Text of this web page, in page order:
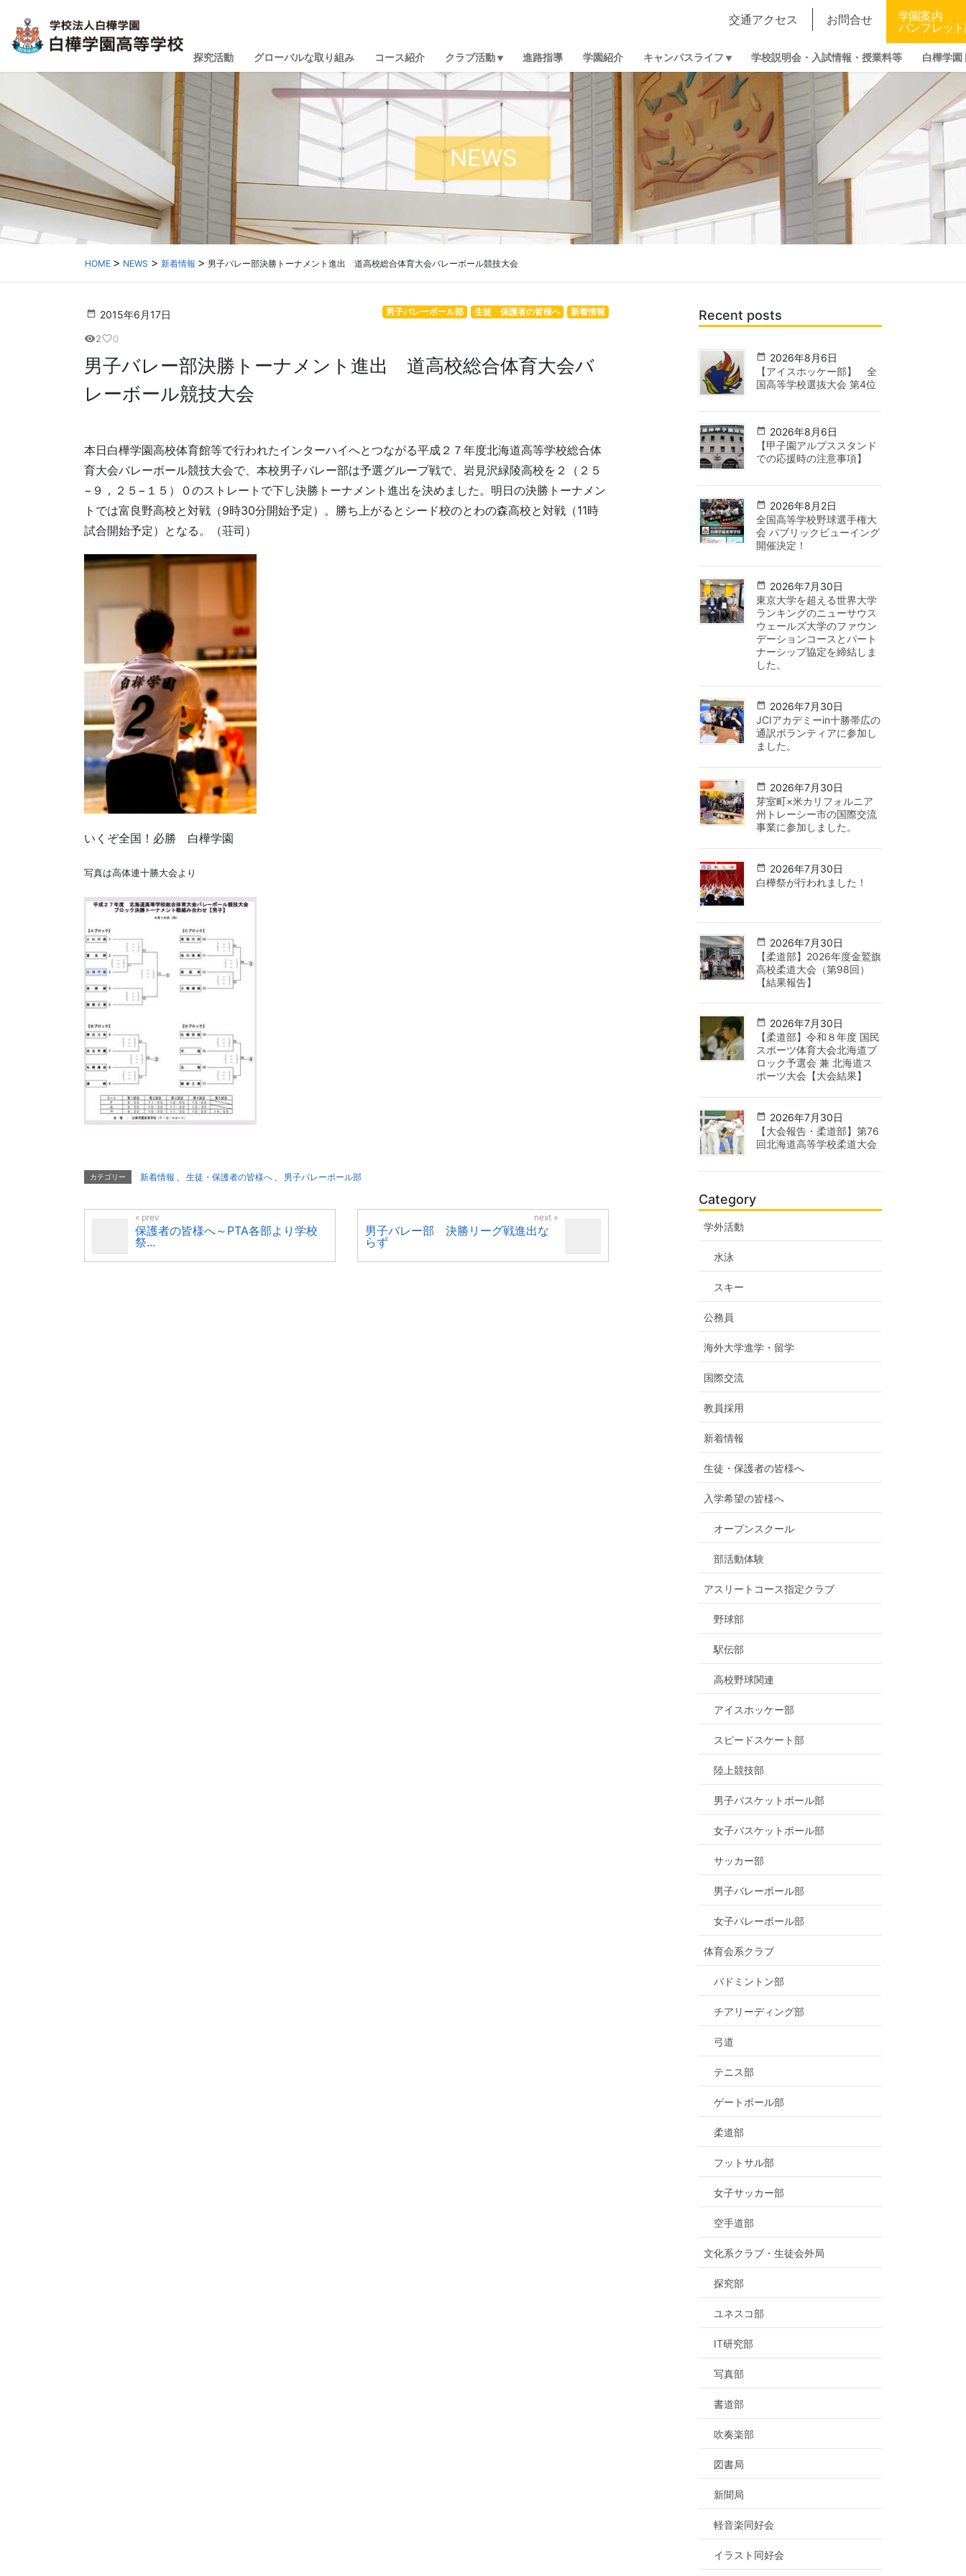
交通アクセス お問合せ
学園案内
パンフレッ
探究活動 グローバルな取り組み コース紹介 クラブ活動 進路指導 学園紹介 キャンパスライフ 学校説明会・入試情報・授業料等 白樺学園
NEWS
HOME NEWS 新着情報 男子バレー部決勝トーナメント進出 道高校総合体育大会バレーボール競技大会
2015年6月17日 新着情報
生徒・保護者の皆様へ
男子バレーボール部
visibility2favorite_border0
男子バレー部決勝トーナメント進出 道高校総合体育大会バ
レーボール競技大会
本日白樺学園高校体育館等で行われたインターハイへとつながる平成２７年度北海道高等学校総合体
育大会バレーボール競技大会で、本校男子バレー部は予選グループ戦で、岩見沢緑陵高校を２（２５
−９，２５−１５）０のストレートで下し決勝トーナメント進出を決めました。明日の決勝トーナメン
トでは富良野高校と対戦（9時30分開始予定）。勝ち上がるとシード校のとわの森高校と対戦（11時
試合開始予定）となる。（荘司）
いくぞ全国！必勝 白樺学園
写真は高体連十勝大会より
カテゴリー 新着情報 生徒・保護者の皆様へ 男子バレーボール部
保護者の皆様へ～PTA各部より学校
祭...
男子バレー部 決勝リーグ戦進出な
らず
Recent posts
2026年8月6日
【アイスホッケー部】 全
国高等学校選抜大会 第4位
2026年8月6日
【甲子園アルプススタンド
での応援時の注意事項】
2026年8月2日
全国高等学校野球選手権大
会 パブリックビューイング
開催決定！
2026年7月30日
東京大学を超える世界大学
ランキングのニューサウス
ウェールズ大学のファウン
デーションコースとパート
ナーシップ協定を締結しま
した。
2026年7月30日
JCIアカデミーin十勝帯広の
通訳ボランティアに参加し
ました。
2026年7月30日
芽室町×米カリフォルニア
州トレーシー市の国際交流
事業に参加しました。
2026年7月30日
白樺祭が行われました！
2026年7月30日
【柔道部】2026年度金鷲旗
高校柔道大会（第98回）
【結果報告】
2026年7月30日
【柔道部】令和８年度 国民
スポーツ体育大会北海道ブ
ロック予選会 兼 北海道ス
ポーツ大会【大会結果】
2026年7月30日
【大会報告・柔道部】第76
回北海道高等学校柔道大会
Category
学外活動
水泳
スキー
公務員
海外大学進学・留学
国際交流
教員採用
新着情報
生徒・保護者の皆様へ
入学希望の皆様へ
オープンスクール
部活動体験
アスリートコース指定クラブ
野球部
駅伝部
高校野球関連
アイスホッケー部
スピードスケート部
陸上競技部
男子バスケットボール部
女子バスケットボール部
サッカー部
男子バレーボール部
女子バレーボール部
体育会系クラブ
バドミントン部
チアリーディング部
弓道
テニス部
ゲートボール部
柔道部
フットサル部
女子サッカー部
空手道部
文化系クラブ・生徒会外局
探究部
ユネスコ部
IT研究部
写真部
書道部
吹奏楽部
図書局
新聞局
軽音楽同好会
イラスト同好会